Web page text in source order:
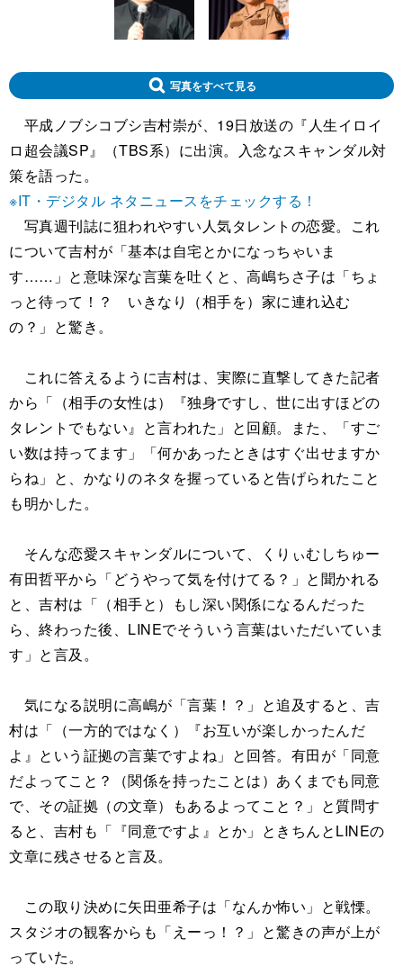
写真をすべて見る
平成ノブシコブシ吉村崇が、19日放送の『人生イロイ
ロ超会議SP』（TBS系）に出演。入念なスキャンダル対
策を語った。
※IT・デジタル ネタニュースをチェックする！
写真週刊誌に狙われやすい人気タレントの恋愛。これ
について吉村が「基本は自宅とかになっちゃいま
す……」と意味深な言葉を吐くと、高嶋ちさ子は「ちょ
っと待って！？ いきなり（相手を）家に連れ込む
の？」と驚き。
これに答えるように吉村は、実際に直撃してきた記者
から「（相手の女性は）『独身ですし、世に出すほどの
タレントでもない』と言われた」と回顧。また、「すご
い数は持ってます」「何かあったときはすぐ出せますか
らね」と、かなりのネタを握っていると告げられたこと
も明かした。
そんな恋愛スキャンダルについて、くりぃむしちゅー
有田哲平から「どうやって気を付けてる？」と聞かれる
と、吉村は「（相手と）もし深い関係になるんだった
ら、終わった後、LINEでそういう言葉はいただいていま
す」と言及。
気になる説明に高嶋が「言葉！？」と追及すると、吉
村は「（一方的ではなく）『お互いが楽しかったんだ
よ』という証拠の言葉ですよね」と回答。有田が「同意
だよってこと？（関係を持ったことは）あくまでも同意
で、その証拠（の文章）もあるよってこと？」と質問す
ると、吉村も「『同意ですよ』とか」ときちんとLINEの
文章に残させると言及。
この取り決めに矢田亜希子は「なんか怖い」と戦慄。
スタジオの観客からも「えーっ！？」と驚きの声が上が
っていた。